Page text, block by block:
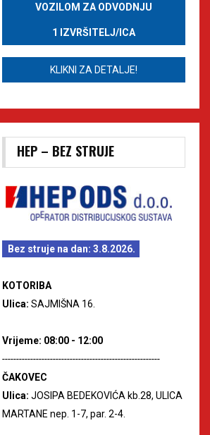
VOZILOM ZA ODVODNJU
1 IZVRŠITELJ/ICA
KLIKNI ZA DETALJE!
HEP – BEZ STRUJE
Bez struje na dan: 3.8.2026.
KOTORIBA
Ulica: SAJMIŠNA 16.
Vrijeme: 08:00 - 12:00
--------------------------------------------------------
ČAKOVEC
Ulica: JOSIPA BEDEKOVIĆA kb.28, ULICA
MARTANE nep. 1-7, par. 2-4.